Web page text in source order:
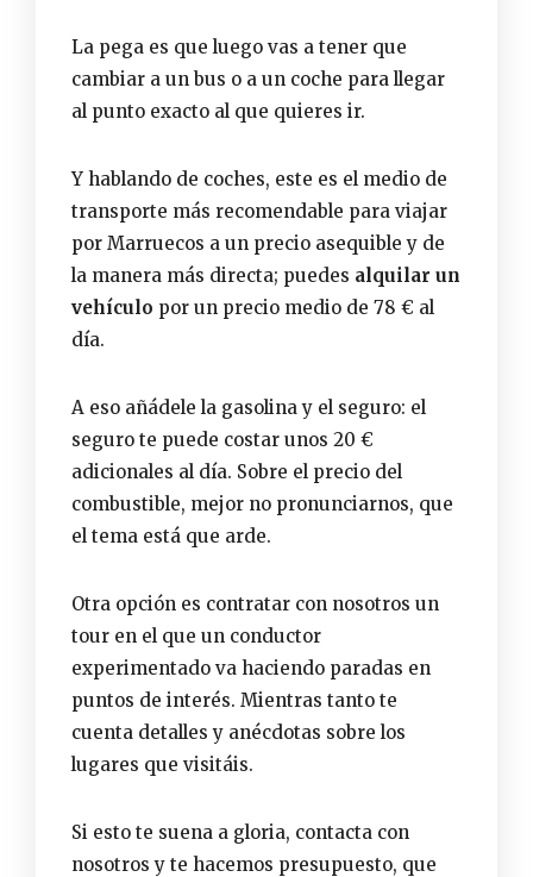
La pega es que luego vas a tener que
cambiar a un bus o a un coche para llegar
al punto exacto al que quieres ir.
Y hablando de coches, este es el medio de
transporte más recomendable para viajar
por Marruecos a un precio asequible y de
la manera más directa; puedes alquilar un
vehículo por un precio medio de 78 € al
día.
A eso añádele la gasolina y el seguro: el
seguro te puede costar unos 20 €
adicionales al día. Sobre el precio del
combustible, mejor no pronunciarnos, que
el tema está que arde.
Otra opción es contratar con nosotros un
tour en el que un conductor
experimentado va haciendo paradas en
puntos de interés. Mientras tanto te
cuenta detalles y anécdotas sobre los
lugares que visitáis.
Si esto te suena a gloria, contacta con
nosotros y te hacemos presupuesto, que